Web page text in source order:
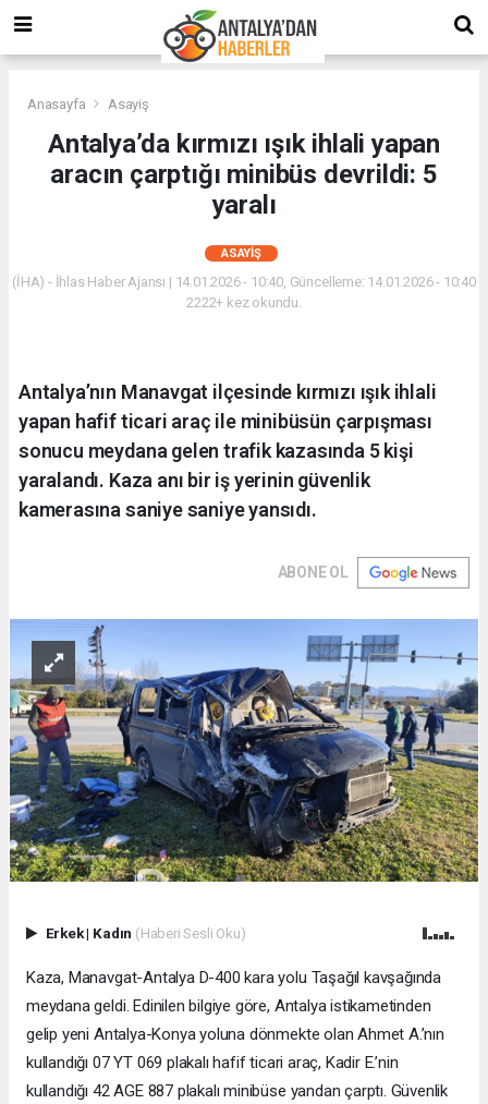
Anasayfa Asayiş
Antalya’da kırmızı ışık ihlali yapan
aracın çarptığı minibüs devrildi: 5
yaralı
ASAYIŞ
(İHA) - İhlas Haber Ajansı | 14.01.2026 - 10:40, Güncelleme: 14.01.2026 - 10:40
2222+ kez okundu.
Antalya’nın Manavgat ilçesinde kırmızı ışık ihlali
yapan hafif ticari araç ile minibüsün çarpışması
sonucu meydana gelen trafik kazasında 5 kişi
yaralandı. Kaza anı bir iş yerinin güvenlik
kamerasına saniye saniye yansıdı.
ABONE OL
Erkek| Kadın (Haberi Sesli Oku)
Kaza, Manavgat-Antalya D-400 kara yolu Taşağıl kavşağında
meydana geldi. Edinilen bilgiye göre, Antalya istikametinden
gelip yeni Antalya-Konya yoluna dönmekte olan Ahmet A.’nın
kullandığı 07 YT 069 plakalı hafif ticari araç, Kadir E.’nin
kullandığı 42 AGE 887 plakalı minibüse yandan çarptı. Güvenlik